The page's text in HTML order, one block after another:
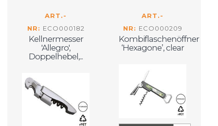
ART.-
NR: ECO000182
Kellnermesser
'Allegro',
Doppelhebel,...
ART.-
NR: ECO000209
Kombiflaschenöffner
‘Hexagone’, clear